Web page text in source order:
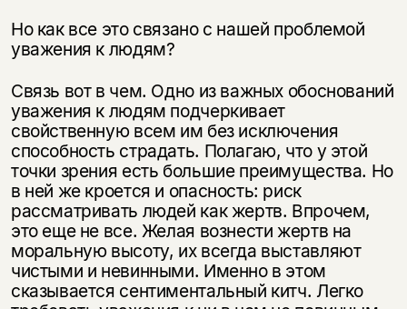
Но как все это связано с нашей проблемой
уважения к людям?
Связь вот в чем. Одно из важных обоснований
уважения к людям подчеркивает
свойственную всем им без исключения
способность страдать. Полагаю, что у этой
точки зрения есть большие преимущества. Но
в ней же кроется и опасность: риск
рассматривать людей как жертв. Впрочем,
это еще не все. Желая вознести жертв на
моральную высоту, их всегда выставляют
чистыми и невинными. Именно в этом
сказывается сентиментальный китч. Легко